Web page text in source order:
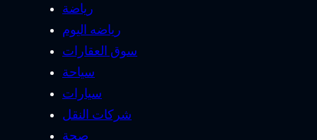
رياضة
رياضه اليوم
سوق العقارات
سياحة
سيارات
شركات النقل
صحة